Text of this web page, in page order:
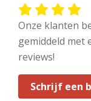
Onze klanten
gemiddeld met
reviews!
Schrijf een